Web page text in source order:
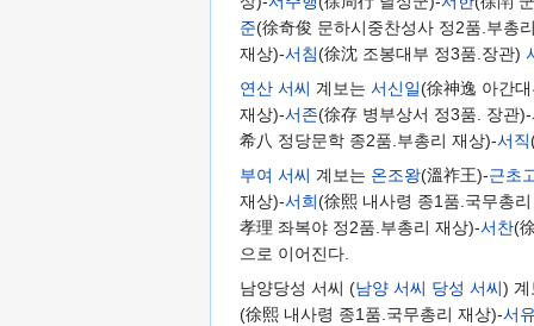
준(徐奇俊 문하시중찬성사 정2품.부총
재상)-서침(徐沈 조봉대부 정3품.장관)
연산 서씨 계보는 서신일(徐神逸 아간
재상)-서존(徐存 병부상서 정3품. 장관)-
希八 정당문학 종2품.부총리 재상)-서직
부여 서씨 계보는 온조왕(溫祚王)-근초
재상)-서희(徐熙 내사령 종1품.국무총
孝理 좌복야 정2품.부총리 재상)-서찬(
으로 이어진다.
남양당성 서씨 (남양 서씨 당성 서씨)
(徐熙 내사령 종1품.국무총리 재상)-서